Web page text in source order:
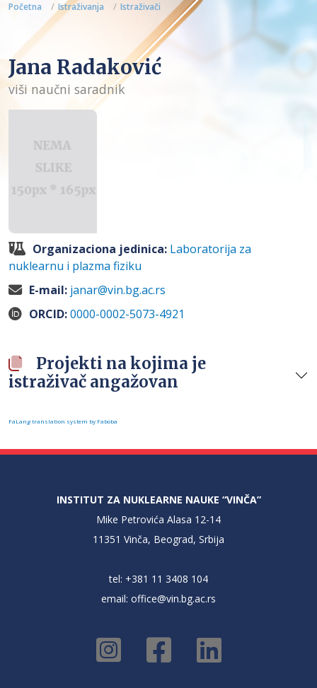
Početna Istraživanja Istraživači
Jana Radaković
viši naučni saradnik
Organizaciona jedinica: Laboratorija za
nuklearnu i plazma fiziku
E-mail: janar@vin.bg.ac.rs
ORCID:0000-0002-5073-4921
Projekti na kojima je
istraživač angažovan
FaLang translation system by Faboba
INSTITUT ZA NUKLEARNE NAUKE “VINČA”
Mike Petrovića Alasa 12-14
11351 Vinča, Beograd, Srbija
tel: +381 11 3408 104
email: office@vin.bg.ac.rs